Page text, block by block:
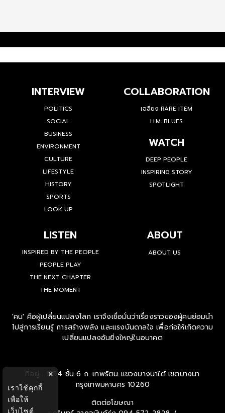
INTERVIEW
POLITICS
SOCIAL
BUSINESS
ENVIRONMENT
CULTURE
LIFESTYLE
HISTORY
SPORTS
LOOK UP
COLLABORATION
เฉลียง RARE ITEM
H.M. BLUES
WATCH
DEEP PEOPLE
INSPIRING STORY
SPOTLIGHT
LISTEN
INSPIRED BY THE PEOPLE
PEOPLE PLAY
THE NEXT CHAPTER
THE MOMENT
ABOUT
ABOUT US
'คน' คือผู้เปลี่ยนแปลงโลก เราจึงเชื่อมั่นว่าเรื่องราวของผู้คนย่อมนำ
ไปสู่การเรียนรู้ การสร้างพลัง และแรงบันดาลใจ เพื่อก่อให้เกิดความ
เปลี่ยนแปลงอันยิ่งใหญ่ในอนาคต
ที่อยู่ : 1854 ชั้น 6 ถ. เทพรัตน แขวงบางนาใต้ เขตบางนา
กรุงเทพมหานคร 10260
ติดต่อโฆษณา
×
เราใช้คุกกี้
เพื่อให้
เว็บไซต์